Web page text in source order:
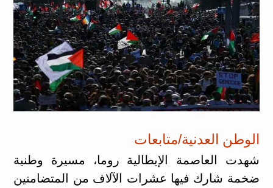
الوطن العدنية/متابعات
شهدت العاصمة الإيطالية روما، مسيرة وطنية
ضخمة شارك فيها عشرات الآلاف من المتضامنين